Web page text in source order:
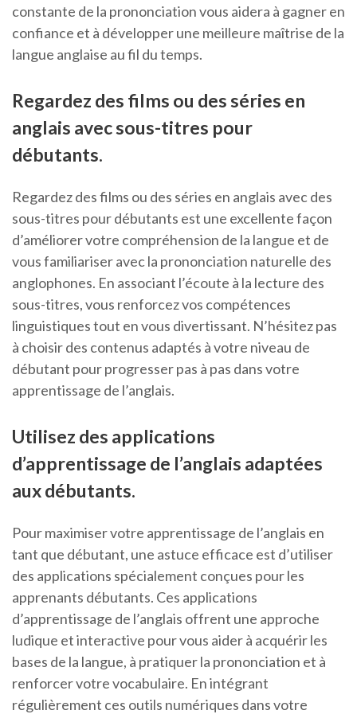
constante de la prononciation vous aidera à gagner en
confiance et à développer une meilleure maîtrise de la
langue anglaise au fil du temps.
Regardez des films ou des séries en
anglais avec sous-titres pour
débutants.
Regardez des films ou des séries en anglais avec des
sous-titres pour débutants est une excellente façon
d’améliorer votre compréhension de la langue et de
vous familiariser avec la prononciation naturelle des
anglophones. En associant l’écoute à la lecture des
sous-titres, vous renforcez vos compétences
linguistiques tout en vous divertissant. N’hésitez pas
à choisir des contenus adaptés à votre niveau de
débutant pour progresser pas à pas dans votre
apprentissage de l’anglais.
Utilisez des applications
d’apprentissage de l’anglais adaptées
aux débutants.
Pour maximiser votre apprentissage de l’anglais en
tant que débutant, une astuce efficace est d’utiliser
des applications spécialement conçues pour les
apprenants débutants. Ces applications
d’apprentissage de l’anglais offrent une approche
ludique et interactive pour vous aider à acquérir les
bases de la langue, à pratiquer la prononciation et à
renforcer votre vocabulaire. En intégrant
régulièrement ces outils numériques dans votre